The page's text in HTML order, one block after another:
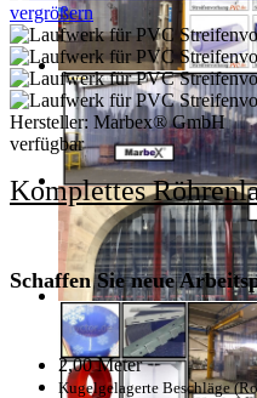
vergrößern
Hersteller: Marbex® GmbH
verfügbar
Komplettes
Schaffen Sie neue
2,00 Meter
Kugelgelagerte Beschläge